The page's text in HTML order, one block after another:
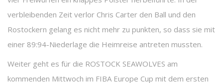
verbleibenden Zeit verlor Chris Carter den Ball und den
Rostockern gelang es nicht mehr zu punkten, so dass sie mit
einer 89:94-Niederlage die Heimreise antreten mussten.
Weiter geht es für die ROSTOCK SEAWOLVES am
kommenden Mittwoch im FIBA Europe Cup mit dem ersten